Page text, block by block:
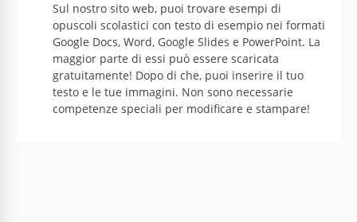
Sul nostro sito web, puoi trovare esempi di
opuscoli scolastici con testo di esempio nei formati
Google Docs, Word, Google Slides e PowerPoint. La
maggior parte di essi può essere scaricata
gratuitamente! Dopo di che, puoi inserire il tuo
testo e le tue immagini. Non sono necessarie
competenze speciali per modificare e stampare!